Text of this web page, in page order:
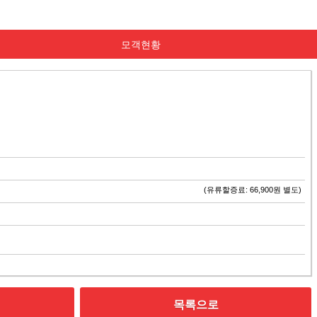
모객현황
(유류할증료: 66,900원 별도)
목록으로